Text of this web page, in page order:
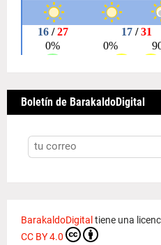
Boletín de BarakaldoDigital
BarakaldoDigital tiene una
CC BY 4.0